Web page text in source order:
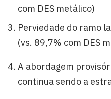
com DES metálico)
Perviedade do ramo
(vs. 89,7% com DES
A abordagem
continua sendo a